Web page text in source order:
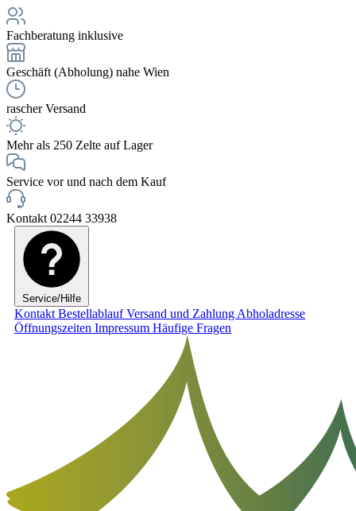
Fachberatung inklusive
Geschäft (Abholung) nahe Wien
rascher Versand
Mehr als 250 Zelte auf Lager
Service vor und nach dem Kauf
Kontakt 02244 33938
Service/Hilfe
Kontakt BestellablaufVersand und Zahlung Abholadresse
Öffnungszeiten Impressum Häufige Fragen